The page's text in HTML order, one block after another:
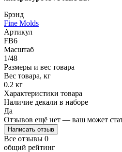
Брэнд
Fine Molds
Артикул
FB6
Масштаб
1/48
Размеры и вес товара
Вес товара, кг
0.2 кг
Характеристики товара
Наличие декали в наборе
Да
Отзывов ещё нет — ваш может
Написать отзыв
Все отзывы 0
общий рейтинг